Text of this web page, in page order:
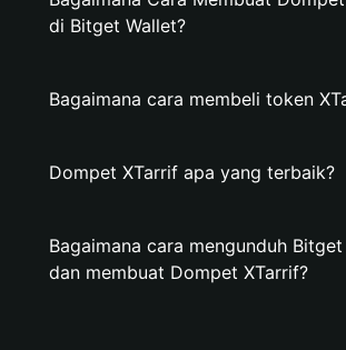
di Bitget Wallet?
Bagaimana cara membeli token
Dompet XTarrif apa yang terbaik?
Bagaimana cara mengunduh
dan membuat Dompet XTarrif?